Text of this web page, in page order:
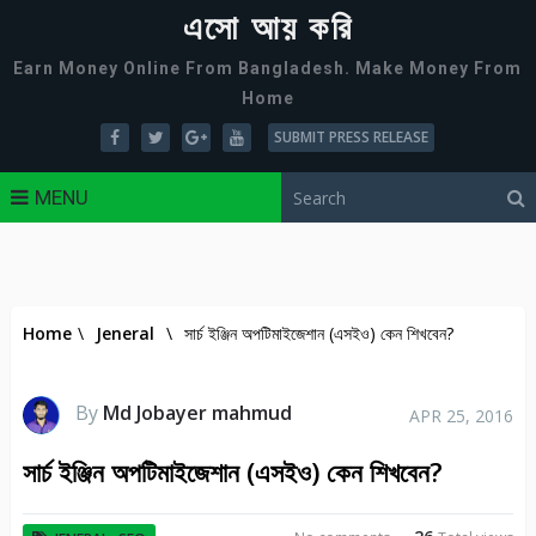
এসো আয় করি
Earn Money Online From Bangladesh. Make Money From
Home
SUBMIT PRESS RELEASE
MENU
Home \ Jeneral \ সার্চ ইঞ্জিন অপটিমাইজেশান (এসইও) কেন শিখবেন?
By Md Jobayer mahmud APR 25, 2016
সার্চ ইঞ্জিন অপটিমাইজেশান (এসইও) কেন শিখবেন?